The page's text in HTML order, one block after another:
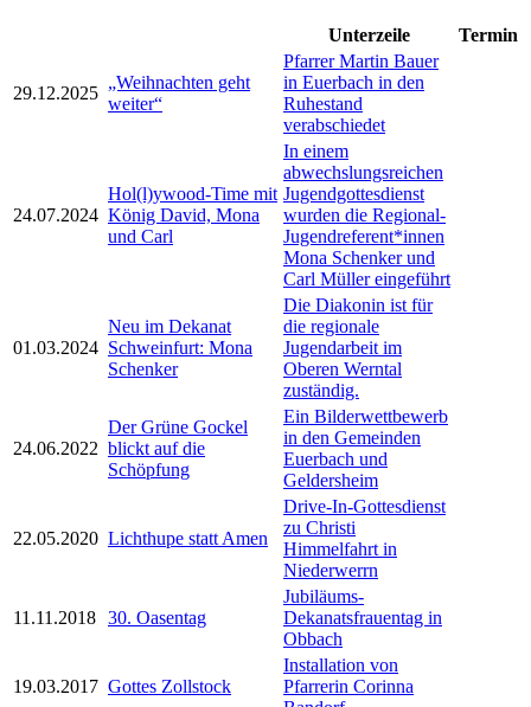
Unterzeile Termin
29.12.2025
„Weihnachten geht
weiter“
Pfarrer Martin Bauer
in Euerbach in den
Ruhestand
verabschiedet
24.07.2024
Hol(l)ywood-Time mit
König David, Mona
und Carl
In einem
abwechslungsreichen
Jugendgottesdienst
wurden die Regional-
Jugendreferent*innen
Mona Schenker und
Carl Müller eingeführt
01.03.2024
Neu im Dekanat
Schweinfurt: Mona
Schenker
Die Diakonin ist für
die regionale
Jugendarbeit im
Oberen Werntal
zuständig.
24.06.2022
Der Grüne Gockel
blickt auf die
Schöpfung
Ein Bilderwettbewerb
in den Gemeinden
Euerbach und
Geldersheim
22.05.2020 Lichthupe statt Amen
Drive-In-Gottesdienst
zu Christi
Himmelfahrt in
Niederwerrn
11.11.2018 30. Oasentag
Jubiläums-
Dekanatsfrauentag in
Obbach
19.03.2017 Gottes Zollstock
Installation von
Pfarrerin Corinna